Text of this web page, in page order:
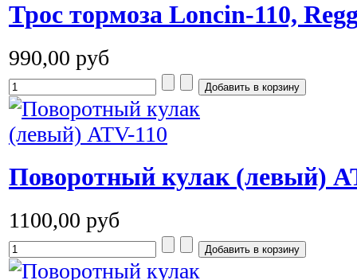
Трос тормоза Loncin-110,
990,00 руб
Поворотный кулак (левый)
1100,00 руб